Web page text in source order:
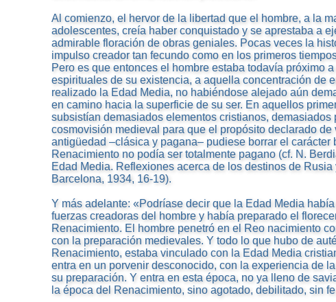
Al comienzo, el hervor de la libertad que el hombre, a la
adolescentes, creía haber conquistado y se aprestaba a
admirable floración de obras geniales. Pocas veces la
impulso creador tan fecundo como en los primeros
Pero es que entonces el hombre estaba todavía próximo
espirituales de su existencia, a aquella concentración de
realizado la Edad Media, no habiéndose alejado aún
en camino hacia la superficie de su ser. En aquellos
subsistían demasiados elementos cristianos, demasiados
cosmovisión medieval para que el propósito declarado de
antigüedad –clásica y pagana– pudiese borrar el carácter
Renacimiento no podía ser totalmente pagano (cf. N.
Edad Media. Reflexiones acerca de los destinos de Rusia
Barcelona, 1934, 16-19).
Y más adelante: «Podríase decir que la Edad Media
fuerzas creadoras del hombre y había preparado el
Renacimiento. El hombre penetró en el Reo nacimiento
con la preparación medievales. Y todo lo que hubo de
Renacimiento, estaba vinculado con la Edad Media
entra en un porvenir desconocido, con la experiencia de
su preparación. Y entra en esta época, no ya lleno de
la época del Renacimiento, sino agotado, debilitado, sin